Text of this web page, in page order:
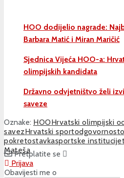
HOO dodijelio nagrade:
Barbara Matić i Miran Maričić
Sjednica Vijeća HOO-a:
olimpijskih kandidata
Državno odvjetništvo želi
saveze
Oznake: HOOHrvatski olimpijski
savezHrvatski sportodgovornost
pokretostavkasportske institucije
Mateša
Pretplatite se
Prijava
Obavijesti me o